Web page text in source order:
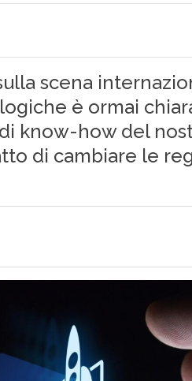
scena
è ormai
know-how del
di cambiare le